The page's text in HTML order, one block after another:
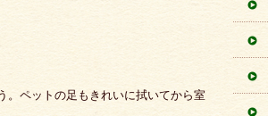
。ペットの足もきれいに拭いてから室